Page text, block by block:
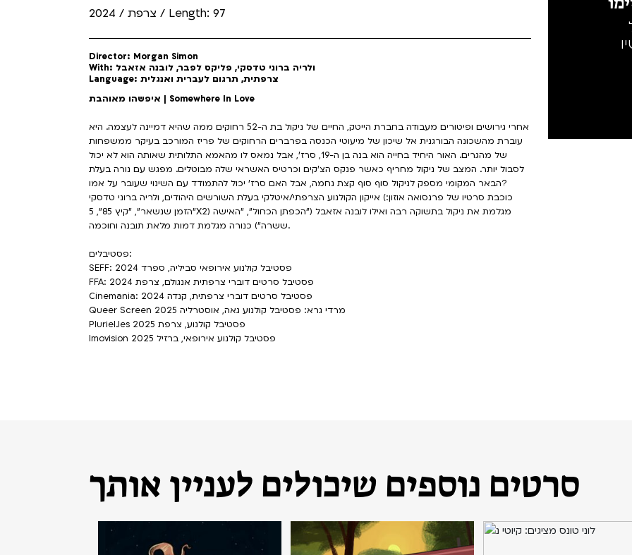
צרפת / 2024 / Length: 97
Director: Morgan Simon
With: ולריה ברוני טדסקי, פליקס לפבר, לובנה אזאבל
Language: צרפתית, תרגום לעברית ואנגלית
איפשהו מאוהבת | Somewhere In Love
אחרי גירושים ופיטורים מעבודה בחברת הייטק, החיים של ניקול בת ה-52 רחוקים ממה שהיא דמיינה לעצמה. היא
עוברת מהשכונה הבורגנית אל שיכון של מיעוטי הכנסה בפרברים הרחוקים של פריז המורכב בעיקר ממשפחות
של מהגרים. האור היחיד בחייה הוא בנה בן ה-19, סרז', אבל נמאס לו מהאמא התלותית שאותה הוא לא יכול
לסבול יותר. המצב של ניקול מחריף כאשר פנקס הצ'קים וכרטיס האשראי שלה מבוטלים. מפגש עם נורה בעלת
הבאר המקומי מספק לניקול סוף סוף קצת נחמה, אבל האם סרז' יכול להתמודד עם השינוי שעובר על אמו?
אייקון הקולנוע הצרפתי/איטלקי בעלת השורשים היהודים, ולריה ברוני טדסקי (כוכבת סרטיו של פרנסואה אוזון:
"הזמן שנשאר", "קיץ 85", 5X2) מגלמת את ניקול בתשוקה רבה ואילו לובנה אזאבל ("הכפתן הכחול", "האישה
ששרה") כנורה מגלמת דמות מלאת תובנה וחוכמה.
פסטיבלים:
SEFF: פסטיבל קולנוע אירופאי סביליה, ספרד 2024
FFA: פסטיבל סרטים דוברי צרפתית אנגולם, צרפת 2024
Cinemania: פסטיבל סרטים דוברי צרפתית, קנדה 2024
Queer Screen מרדי גרא: פסטיבל קולנוע גאה, אוסטרליה 2025
Pluriel.les פסטיבל קולנוע, צרפת 2025
Imovision פסטיבל קולנוע אירופאי, ברזיל 2025
סרטים נוספים שיכולים לעניין אותך